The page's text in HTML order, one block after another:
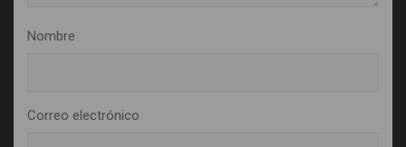
Nombre
Correo electrónico